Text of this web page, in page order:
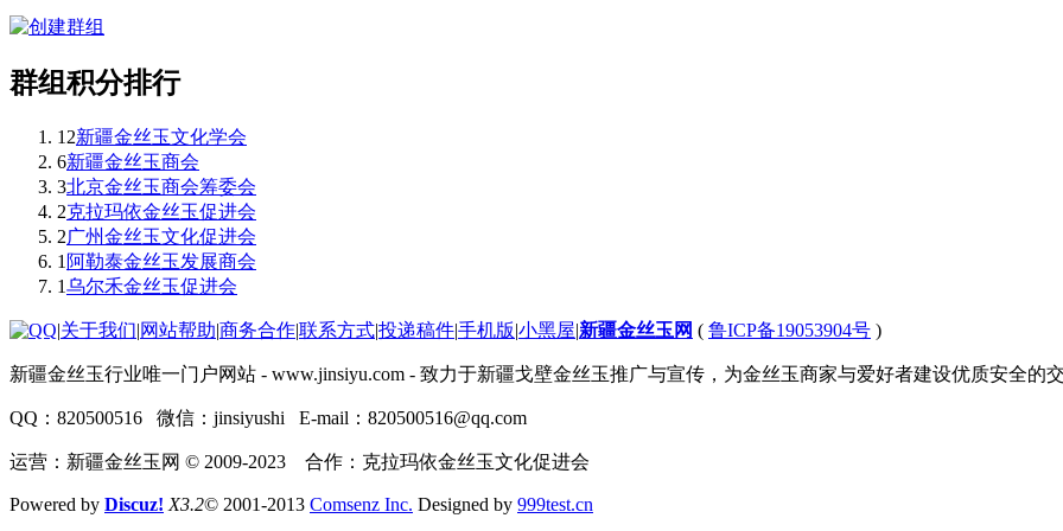
群组积分排行
12新疆金丝玉文化学会
6新疆金丝玉商会
3北京金丝玉商会筹委会
2克拉玛依金丝玉促进会
2广州金丝玉文化促进会
1 阿勒泰金丝玉发展商会
1乌尔禾金丝玉促进会
|关于我们|网站帮助|商务合作|联系方式|投递稿件|手机版|小黑屋|新疆金丝玉网 ( 鲁ICP备19053904号 )
新疆金丝玉行业唯一门户网站 - www.jinsiyu.com - 致力于新疆戈壁金丝玉推广与宣传，为金丝玉商家与爱好者建设优质安全的
QQ：820500516 微信：jinsiyushi E-mail：820500516@qq.com
运营：新疆金丝玉网 © 2009-2023 合作：克拉玛依金丝玉文化促进会
Powered by Discuz! X3.2© 2001-2013 Comsenz Inc. Designed by 999test.cn